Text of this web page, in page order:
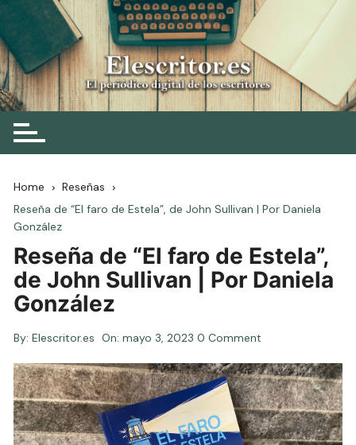
Skip
to
content
Elescritor.es
El periódico digital de los escritores
Home
Reseñas
Reseña de “El faro de Estela”, de John Sullivan | Por Daniela
González
Reseña de “El faro de Estela”,
de John Sullivan | Por Daniela
González
By: Elescritor.es On:mayo 3, 2023 0 Comment